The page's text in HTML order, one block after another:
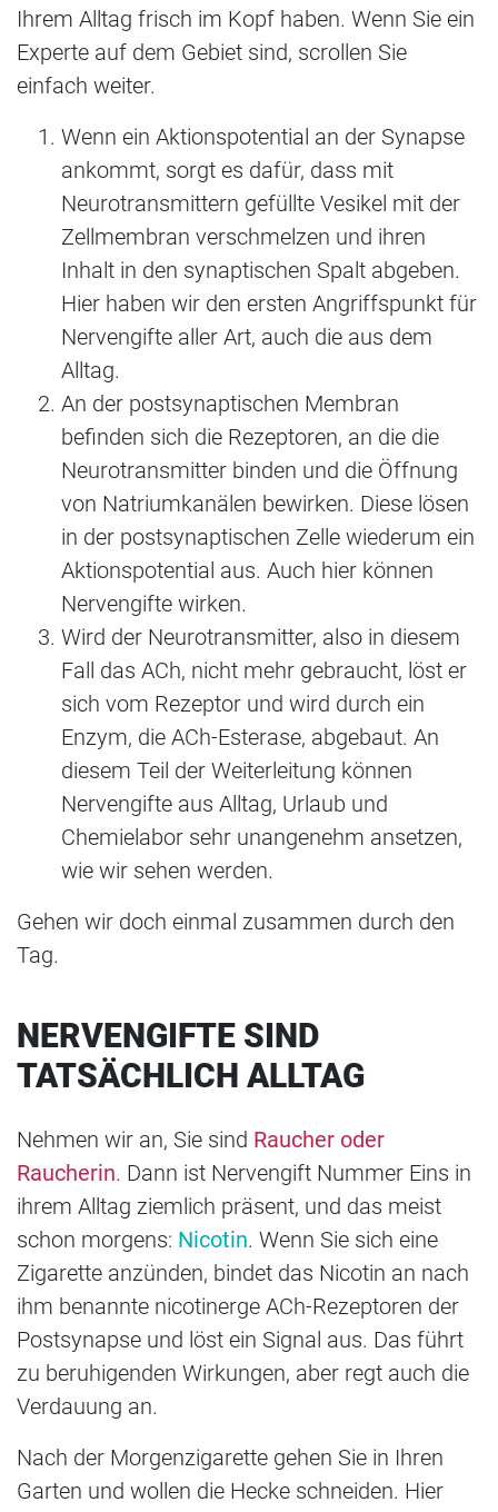
Ihrem Alltag frisch im Kopf haben. Wenn Sie ein
Experte auf dem Gebiet sind, scrollen Sie
einfach weiter.
Wenn ein Aktionspotential an der Synapse
ankommt, sorgt es dafür, dass mit
Neurotransmittern gefüllte Vesikel mit der
Zellmembran verschmelzen und ihren
Inhalt in den synaptischen Spalt abgeben.
Hier haben wir den ersten Angriffspunkt für
Nervengifte aller Art, auch die aus dem
Alltag.
An der postsynaptischen Membran
befinden sich die Rezeptoren, an die die
Neurotransmitter binden und die Öffnung
von Natriumkanälen bewirken. Diese lösen
in der postsynaptischen Zelle wiederum ein
Aktionspotential aus. Auch hier können
Nervengifte wirken.
Wird der Neurotransmitter, also in diesem
Fall das ACh, nicht mehr gebraucht, löst er
sich vom Rezeptor und wird durch ein
Enzym, die ACh-Esterase, abgebaut. An
diesem Teil der Weiterleitung können
Nervengifte aus Alltag, Urlaub und
Chemielabor sehr unangenehm ansetzen,
wie wir sehen werden.
Gehen wir doch einmal zusammen durch den
Tag.
NERVENGIFTE SIND
TATSÄCHLICH ALLTAG
Nehmen wir an, Sie sind Raucher oder
Raucherin. Dann ist Nervengift Nummer Eins in
ihrem Alltag ziemlich präsent, und das meist
schon morgens: Nicotin. Wenn Sie sich eine
Zigarette anzünden, bindet das Nicotin an nach
ihm benannte nicotinerge ACh-Rezeptoren der
Postsynapse und löst ein Signal aus. Das führt
zu beruhigenden Wirkungen, aber regt auch die
Verdauung an.
Nach der Morgenzigarette gehen Sie in Ihren
Garten und wollen die Hecke schneiden. Hier